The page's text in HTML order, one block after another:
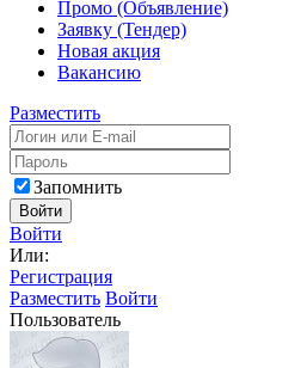
Промо (Объявление)
Заявку (Тендер)
Новая акция
Вакансию
Разместить
Запомнить
Войти
Войти
Или:
Регистрация
Разместить Войти
Пользователь